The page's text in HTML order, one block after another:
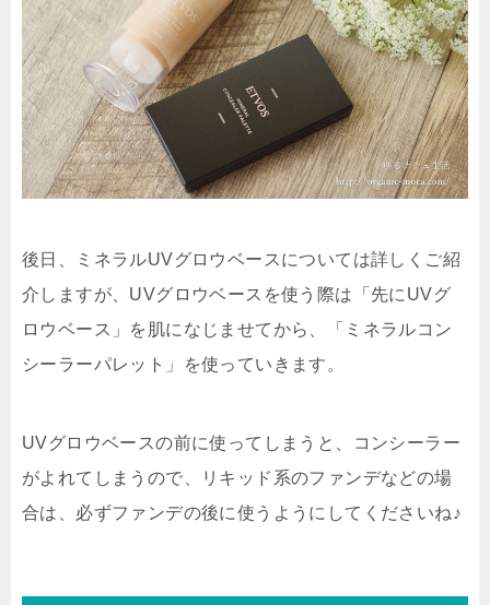
後日、ミネラルUVグロウベースについては詳しくご紹
介しますが、UVグロウベースを使う際は「先にUVグ
ロウベース」を肌になじませてから、「ミネラルコン
シーラーパレット」を使っていきます。
UVグロウベースの前に使ってしまうと、コンシーラー
がよれてしまうので、リキッド系のファンデなどの場
合は、必ずファンデの後に使うようにしてくださいね♪